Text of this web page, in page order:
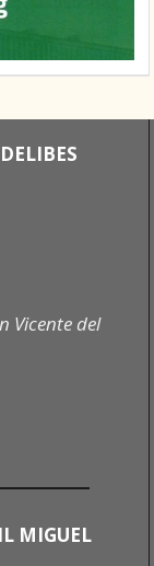
Vicente del
MIGUEL